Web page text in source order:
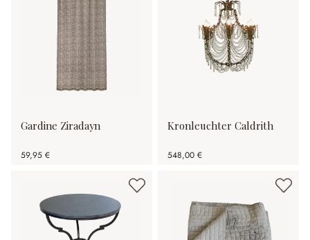
Gardine Ziradayn
59,95 €
Kronleuchter Caldrith
548,00 €